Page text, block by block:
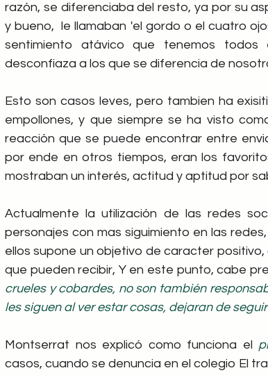
razón, se diferenciaba del resto, ya por su
y bueno,  le llamaban 'el gordo o el cuatro
sentimiento atávico que tenemos
desconfiaza a los que se diferencia de
Esto son casos leves, pero tambien ha
empollones, y que siempre se ha visto
reacción que se puede encontrar entre
por ende en otros tiempos, eran los
mostraban un interés, actitud y aptitud por
Actualmente la utilización de las redes
personajes con mas siguimiento en las
ellos supone un objetivo de caracter
que pueden recibir, Y en este punto, cabe
crueles y cobardes, no son también
les siguen al ver estar cosas, dejaran de
Montserrat nos explicó como funciona el
casos, cuando se denuncia en el colegio El